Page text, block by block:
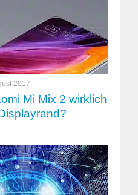
2017
Mi Mix 2 wirklich